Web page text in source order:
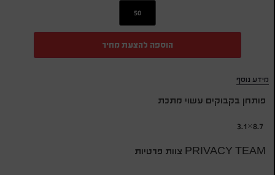
הוספה להצעת מחיר
מידע נוסף
פותחן בקבוקים עשוי מתכת
PRIVACY TEAM צוות פרטיות